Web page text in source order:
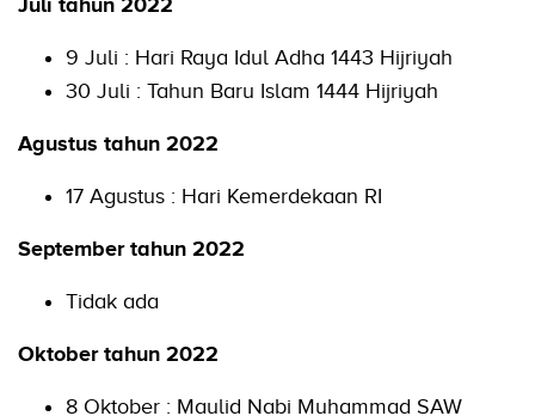
Juli tahun 2022
9 Juli : Hari Raya Idul Adha 1443 Hijriyah
30 Juli : Tahun Baru Islam 1444 Hijriyah
Agustus tahun 2022
17 Agustus : Hari Kemerdekaan RI
September tahun 2022
Tidak ada
Oktober tahun 2022
8 Oktober : Maulid Nabi Muhammad SAW